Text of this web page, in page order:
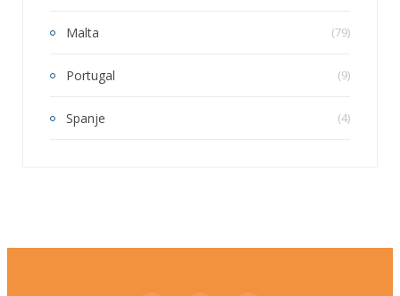
Malta (79)
Portugal (9)
Spanje (4)